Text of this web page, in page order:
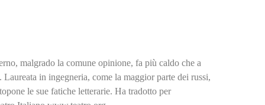
malgrado la comune opinione, fa più caldo che a
in ingegneria, come la maggior parte dei russi,
le sue fatiche letterarie. Ha tradotto per